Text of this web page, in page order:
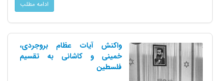
ادامه مطلب
واکنش آیات عظام بروجردی،
خمینی و کاشانی به تقسیم
فلسطین